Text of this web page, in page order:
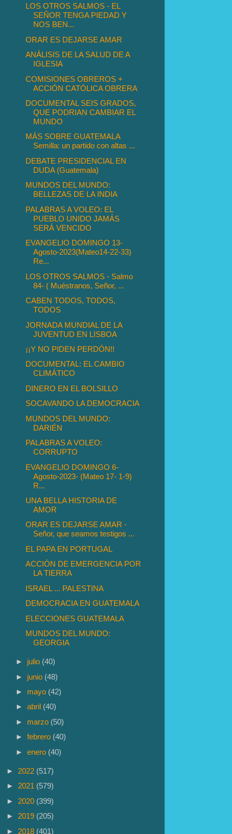
LOS OTROS SALMOS - EL
SEÑOR TENGA PIEDAD Y
NOS BEN...
ORAR ES DEJARSE AMAR
ANÁLISIS DE LA SALUD DE A
IGLESIA
COMISIONES OBREROS +
ACCIÓN CATÓLICA OBRERA
DOCUMENTAL SEIS GRADOS,
QUE PODRIAN CAMBIAR EL
MUNDO
MÁS SOBRE GUATEMALA
Semilla: un partido con altas ...
DEBATE PRESIDENCIAL EN
DUDA (Guatemala)
MUNDOS DEL MUNDO:
BELLEZAS DE LA INDIA
PALABRAS A VOLEO: EL
PUEBLO UNIDO JAMÁS
SERÁ VENCIDO
EVANGELIO DOMINGO 13-
Agosto-2023(Mateo14-22-33)
Re...
LOS OTROS SALMOS - Salmo
84- ( Muéstranos, Señor, ...
CABEN TODOS, TODOS,
TODOS
JORNADA MUNDIAL DE LA
JUVENTUD EN LISBOA
¡¡Y NO PIDEN PERDÓN!!
DOCUMENTAL: EL CAMBIO
CLIMÁTICO
DINERO EN EL BOLSILLO
SOCAVANDO LA DEMOCRACIA
MUNDOS DEL MUNDO:
DARIÉN
PALABRAS A VOLEO:
CORRUPTO
EVANGELIO DOMINGO 6-
Agosto-2023- (Mateo 17- 1-9)
R...
UNA BELLA HISTORIA DE
AMOR
ORAR ES DEJARSE AMAR -
Señor, que seamos testigos ...
EL PAPA EN PORTUGAL
ACCIÓN DE EMERGENCIA POR
LA TIERRA
ISRAEL ... PALESTINA
DEMOCRACIA EN GUATEMALA
ELECCIONES GUATEMALA
MUNDOS DEL MUNDO:
GEORGIA
► julio (40)
► junio (48)
► mayo (42)
►abril (40)
► marzo (50)
►febrero (40)
►enero (40)
► 2022 (517)
► 2021 (579)
► 2020 (399)
► 2019 (205)
► 2018 (401)